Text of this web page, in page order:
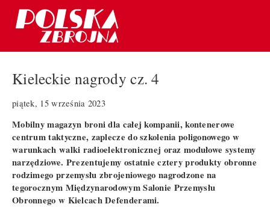
Kieleckie nagrody cz. 4
piątek, 15 września 2023
Mobilny magazyn broni dla całej kompanii, kontenerowe
centrum taktyczne, zaplecze do szkolenia poligonowego w
warunkach walki radioelektronicznej oraz modułowe systemy
narzędziowe. Prezentujemy ostatnie cztery produkty obronne
rodzimego przemysłu zbrojeniowego nagrodzone na
tegorocznym Międzynarodowym Salonie Przemysłu
Obronnego w Kielcach Defenderami.